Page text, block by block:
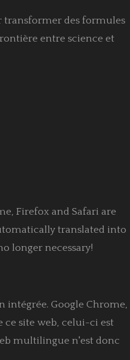
transformer des formules
entre science et
Firefox and Safari are
translated into
longer necessary!
intégrée. Google Chrome,
ce site web, celui-ci est
multilingue n'est donc